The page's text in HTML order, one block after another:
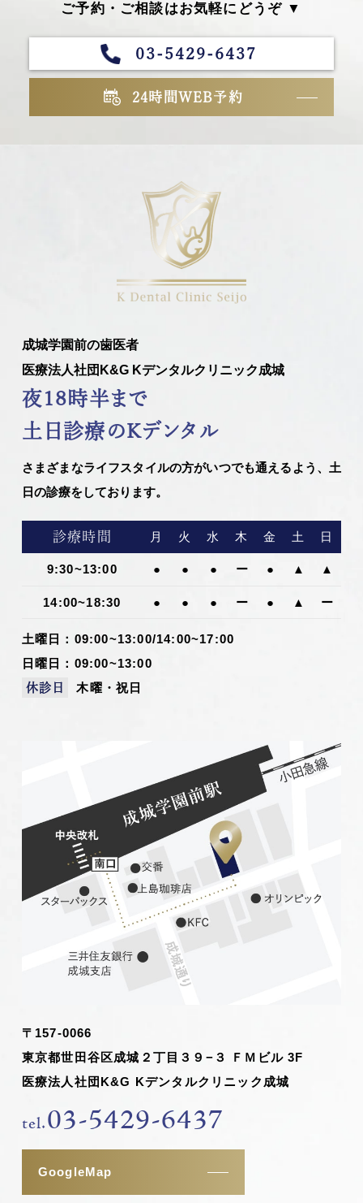
ご予約・ご相談はお気軽にどうぞ ▼
03-5429-6437
24時間WEB予約
成城学園前の歯医者
医療法人社団K&G Kデンタルクリニック成城
夜18時半まで
土日診療のKデンタル
さまざまなライフスタイルの方がいつでも通えるよう、土
日の診療をしております。
診療時間 月 火 水 木 金 土 日
9:30~13:00 ● ● ● ー ● ▲ ▲
14:00~18:30 ● ● ● ー ● ▲ ー
土曜日：09:00~13:00/14:00~17:00
日曜日：09:00~13:00
休診日 木曜・祝日
〒157-0066
東京都世田谷区成城２丁目３９−３ ＦＭビル 3F
医療法人社団K&G Kデンタルクリニック成城
tel.03-5429-6437
GoogleMap